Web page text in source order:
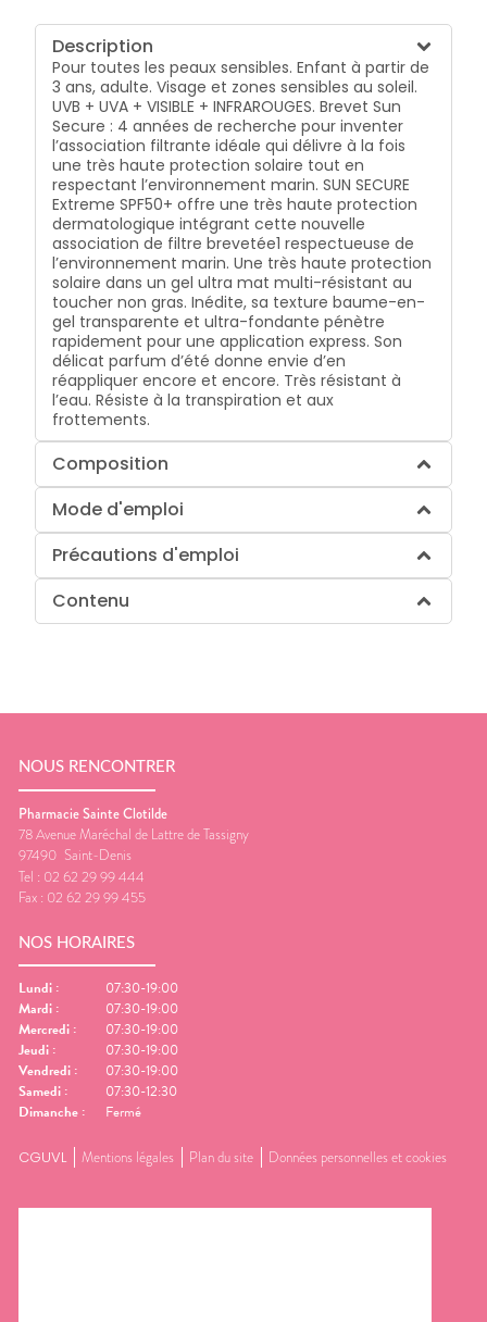
Description
Pour toutes les peaux sensibles. Enfant à partir de
3 ans, adulte. Visage et zones sensibles au soleil.
UVB + UVA + VISIBLE + INFRAROUGES. Brevet Sun
Secure : 4 années de recherche pour inventer
l’association filtrante idéale qui délivre à la fois
une très haute protection solaire tout en
respectant l’environnement marin. SUN SECURE
Extreme SPF50+ offre une très haute protection
dermatologique intégrant cette nouvelle
association de filtre brevetée1 respectueuse de
l’environnement marin. Une très haute protection
solaire dans un gel ultra mat multi-résistant au
toucher non gras. Inédite, sa texture baume-en-
gel transparente et ultra-fondante pénètre
rapidement pour une application express. Son
délicat parfum d’été donne envie d’en
réappliquer encore et encore. Très résistant à
l’eau. Résiste à la transpiration et aux
frottements.
Composition
Mode d'emploi
Précautions d'emploi
Contenu
NOUS RENCONTRER
Pharmacie Sainte Clotilde
78 Avenue Maréchal de Lattre de Tassigny
97490 Saint-Denis
Tel : 02 62 29 99 444
Fax : 02 62 29 99 455
NOS HORAIRES
Lundi :
07:30-19:00
Mardi :
07:30-19:00
Mercredi :
07:30-19:00
Jeudi :
07:30-19:00
Vendredi :
07:30-19:00
Samedi :
07:30-12:30
Dimanche : Fermé
CGUVL Mentions légales Plan du site Données personnelles et cookies